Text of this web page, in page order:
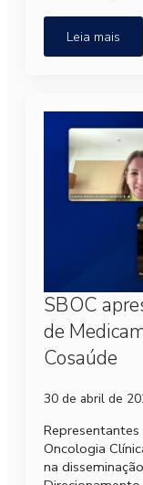
Leia mais
SBOC
de
Cosaúde
30 de abril de
Oncologia
na